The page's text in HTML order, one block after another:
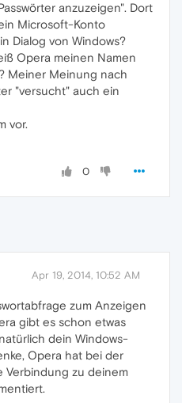
anzuzeigen". Dort
Microsoft-Konto
Dialog von Windows?
Opera meinen Namen
Meiner Meinung nach
"versucht" auch ein
vor.
0
Apr 19, 2014, 10:52 AM
zum Anzeigen
gibt es schon etwas
dein Windows-
Opera hat bei der
Verbindung zu deinem